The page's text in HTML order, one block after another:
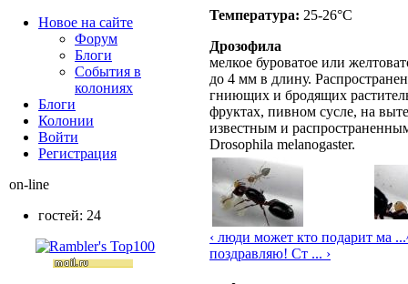
Температура: 25-26°C
Дрозофила
мелкое буроватое или
до 4 мм в длину.
гниющих и бродящих
фруктах, пивном сусле, на
известным и
Drosophila melanogaster.
‹ люди может кто подарит ма ...
поздравляю! Ст ... ›
Новое на сайте
Форум
Блоги
События в
колониях
Блоги
Колонии
Войти
Peгиcтpaция
on-line
гостей: 24